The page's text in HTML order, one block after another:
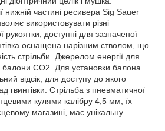
нижній частині ресивера Sig Sauer
використовувати різні
рукоятки, доступні для зазначеної
оснащена нарізним стволом, що
стрільби. Джерелом енергії для
балони СО2. Для установки балона
відсік, для доступу до якого
гвинтівки. Стрільба з пневматичної
кулями калібру 4,5 мм, їх
магазині, має унікальну